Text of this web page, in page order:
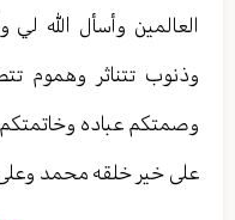
العالمين وأسأل الله
وذنوب تتناثر وهموم
وصمتكم عباده
على خير خلقه محمد وعلى